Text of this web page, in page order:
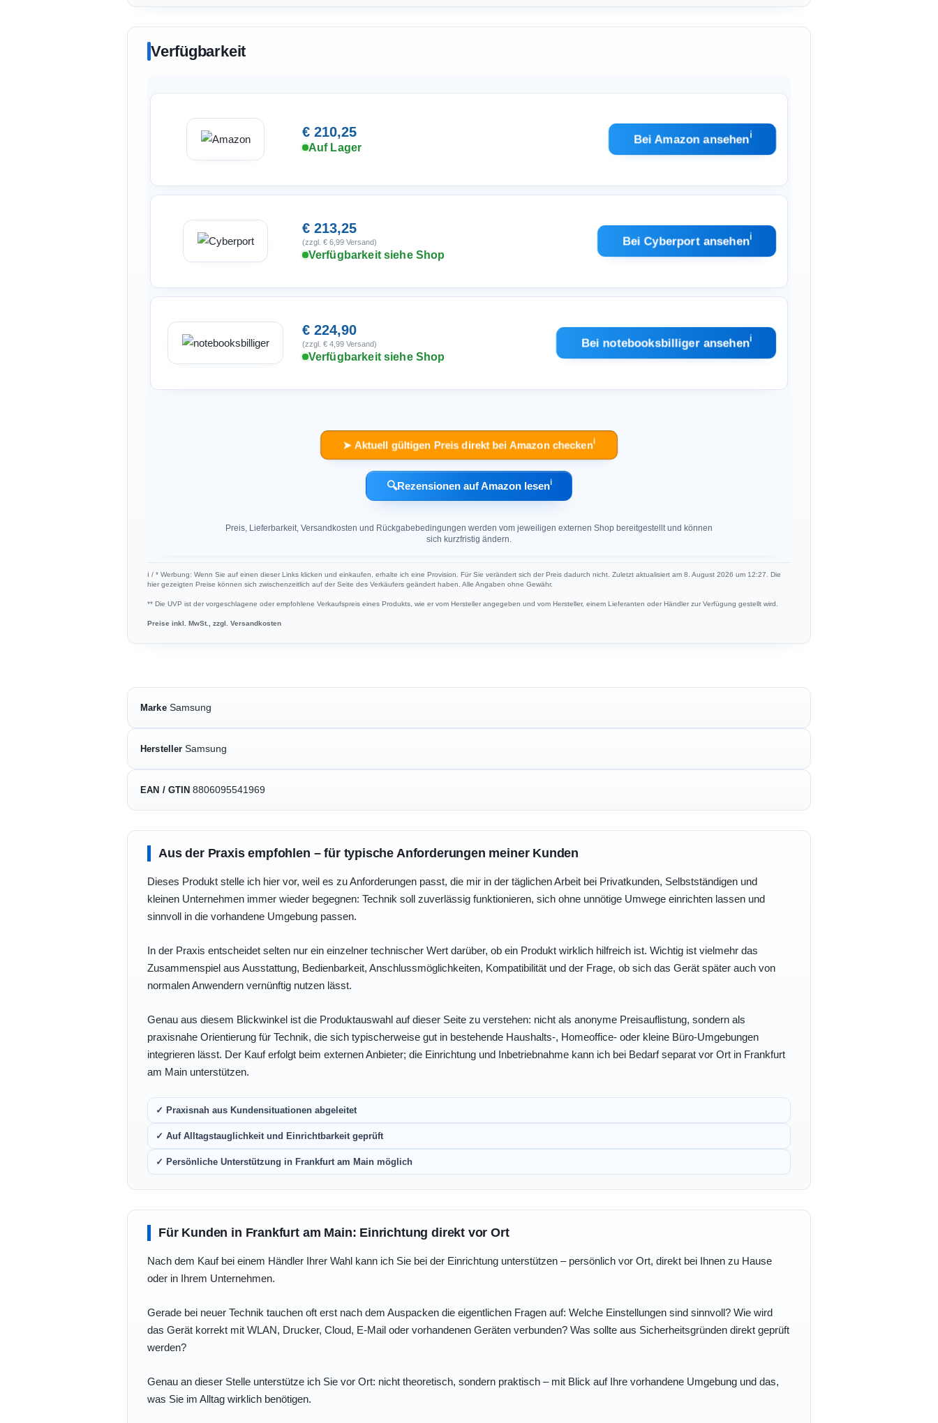
Verfügbarkeit
€ 210,25
Auf Lager
Bei Amazon ansehenℹ︎
€ 213,25
(zzgl. € 6,99 Versand)
Verfügbarkeit siehe Shop
Bei Cyberport ansehenℹ︎
€ 224,90
(zzgl. € 4,99 Versand)
Verfügbarkeit siehe Shop
Bei notebooksbilliger ansehenℹ︎
➤ Aktuell gültigen Preis direkt bei Amazon checkenℹ︎
🔍Rezensionen auf Amazon lesenℹ︎
Preis, Lieferbarkeit, Versandkosten und Rückgabebedingungen werden vom jeweiligen externen Shop bereitgestellt und können
sich kurzfristig ändern.
ℹ︎ / * Werbung: Wenn Sie auf einen dieser Links klicken und einkaufen, erhalte ich eine Provision. Für Sie verändert sich der Preis dadurch nicht. Zuletzt aktualisiert am 8. August 2026 um 12:27. Die
hier gezeigten Preise können sich zwischenzeitlich auf der Seite des Verkäufers geändert haben. Alle Angaben ohne Gewähr.
** Die UVP ist der vorgeschlagene oder empfohlene Verkaufspreis eines Produkts, wie er vom Hersteller angegeben und vom Hersteller, einem Lieferanten oder Händler zur Verfügung gestellt wird.
Preise inkl. MwSt., zzgl. Versandkosten
Marke Samsung
Hersteller Samsung
EAN / GTIN 8806095541969
Aus der Praxis empfohlen – für typische Anforderungen meiner Kunden
Dieses Produkt stelle ich hier vor, weil es zu Anforderungen passt, die mir in der täglichen Arbeit bei Privatkunden, Selbstständigen und
kleinen Unternehmen immer wieder begegnen: Technik soll zuverlässig funktionieren, sich ohne unnötige Umwege einrichten lassen und
sinnvoll in die vorhandene Umgebung passen.
In der Praxis entscheidet selten nur ein einzelner technischer Wert darüber, ob ein Produkt wirklich hilfreich ist. Wichtig ist vielmehr das
Zusammenspiel aus Ausstattung, Bedienbarkeit, Anschlussmöglichkeiten, Kompatibilität und der Frage, ob sich das Gerät später auch von
normalen Anwendern vernünftig nutzen lässt.
Genau aus diesem Blickwinkel ist die Produktauswahl auf dieser Seite zu verstehen: nicht als anonyme Preisauflistung, sondern als
praxisnahe Orientierung für Technik, die sich typischerweise gut in bestehende Haushalts-, Homeoffice- oder kleine Büro-Umgebungen
integrieren lässt. Der Kauf erfolgt beim externen Anbieter; die Einrichtung und Inbetriebnahme kann ich bei Bedarf separat vor Ort in Frankfurt
am Main unterstützen.
✓ Praxisnah aus Kundensituationen abgeleitet
✓ Auf Alltagstauglichkeit und Einrichtbarkeit geprüft
✓ Persönliche Unterstützung in Frankfurt am Main möglich
Für Kunden in Frankfurt am Main: Einrichtung direkt vor Ort
Nach dem Kauf bei einem Händler Ihrer Wahl kann ich Sie bei der Einrichtung unterstützen – persönlich vor Ort, direkt bei Ihnen zu Hause
oder in Ihrem Unternehmen.
Gerade bei neuer Technik tauchen oft erst nach dem Auspacken die eigentlichen Fragen auf: Welche Einstellungen sind sinnvoll? Wie wird
das Gerät korrekt mit WLAN, Drucker, Cloud, E-Mail oder vorhandenen Geräten verbunden? Was sollte aus Sicherheitsgründen direkt geprüft
werden?
Genau an dieser Stelle unterstütze ich Sie vor Ort: nicht theoretisch, sondern praktisch – mit Blick auf Ihre vorhandene Umgebung und das,
was Sie im Alltag wirklich benötigen.